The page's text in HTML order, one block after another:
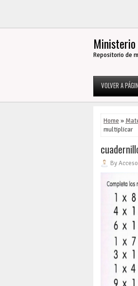
Ministerio
Repositorio de
VOLVER A
Home »
multiplicar
By